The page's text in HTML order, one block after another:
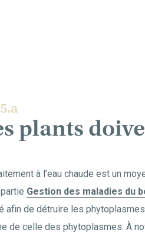
plants
à l’eau chaude est un
Gestion des maladies du
afin de détruire les
de celle des phytoplasmes. À